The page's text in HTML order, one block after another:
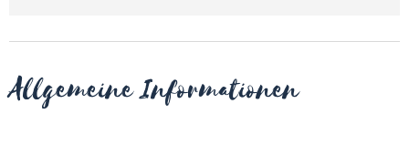
Allgemeine Informationen